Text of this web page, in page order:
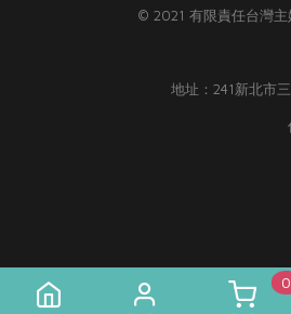
© 2021 有限責任台灣主
地址：241新北市
0